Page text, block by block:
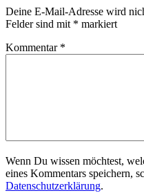
Deine E-Mail-Adresse wird
Felder sind mit * markiert
Kommentar *
Wenn Du wissen möchtest,
eines Kommentars speichern,
Datenschutzerklärung.